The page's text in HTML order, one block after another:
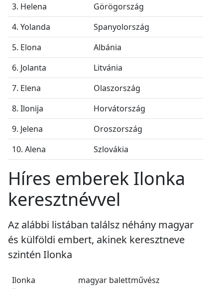
3. Helena
Görögország
4. Yolanda
Spanyolország
5. Elona
Albánia
6. Jolanta
Litvánia
7. Elena
Olaszország
8. Ilonija
Horvátország
9. Jelena
Oroszország
10. Alena
Szlovákia
Híres emberek Ilonka
keresztnévvel
Az alábbi listában találsz néhány magyar
és külföldi embert, akinek keresztneve
szintén Ilonka
Ilonka
magyar balettművész